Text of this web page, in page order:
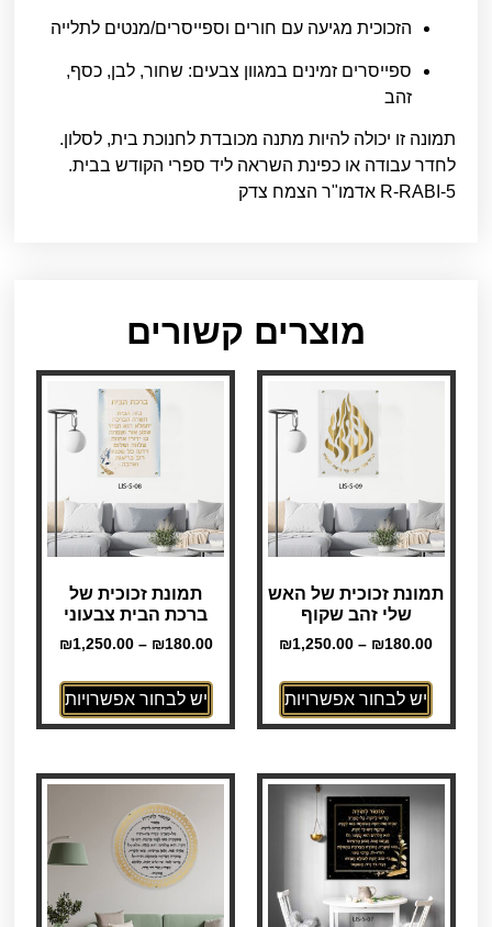
הזכוכית מגיעה עם חורים וספייסרים/מנטים לתלייה
ספייסרים זמינים במגוון צבעים: שחור, לבן, כסף,
זהב
תמונה זו יכולה להיות מתנה מכובדת לחנוכת בית, לסלון.
לחדר עבודה או כפינת השראה ליד ספרי הקודש בבית.
R-RABI-5 אדמו"ר הצמח צדק
מוצרים קשורים
תמונת זכוכית של האש
שלי זהב שקוף
₪180.00
–
₪1,250.00
יש לבחור אפשרויות
תמונת זכוכית של
ברכת הבית צבעוני
₪180.00
–
₪1,250.00
יש לבחור אפשרויות